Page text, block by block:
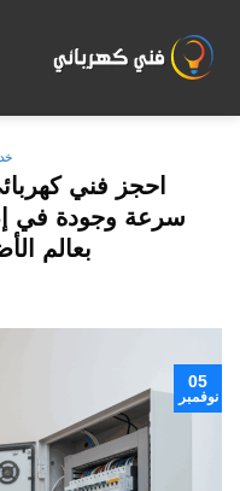
content
احجز فني
سرعة وجودة في
بعالم الأضواء
05
نوفمبر